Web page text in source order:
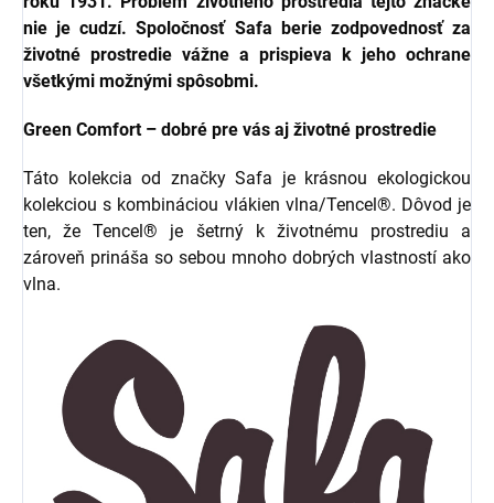
nie je cudzí. Spoločnosť Safa berie zodpovednosť za
životné prostredie vážne a prispieva k jeho ochrane
všetkými možnými spôsobmi.
Green Comfort – dobré pre vás aj životné prostredie
Táto kolekcia od značky Safa je krásnou ekologickou
kolekciou s kombináciou vlákien vlna/Tencel®. Dôvod je
ten, že Tencel® je šetrný k životnému prostrediu a
zároveň prináša so sebou mnoho dobrých vlastností ako
vlna.